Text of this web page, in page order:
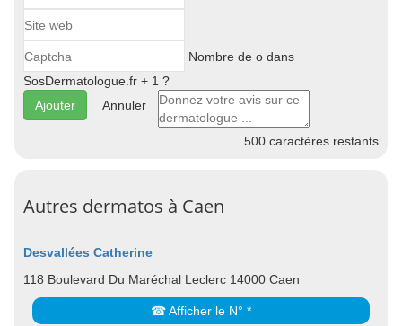
Nombre de o dans
SosDermatologue.fr + 1 ?
Annuler
500 caractères restants
Autres dermatos à Caen
Desvallées Catherine
118 Boulevard Du Maréchal Leclerc 14000 Caen
☎ Afficher le N° *